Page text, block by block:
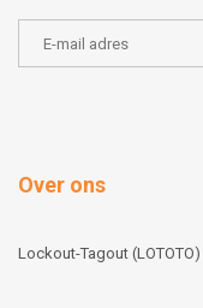
Over ons
Lockout-Tagout